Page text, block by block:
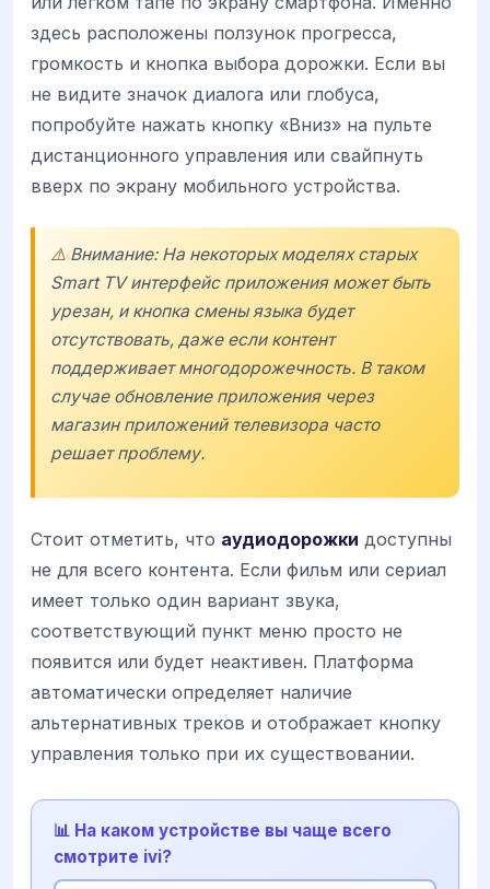
здесь расположены ползунок прогресса,
громкость и кнопка выбора дорожки. Если вы
не видите значок диалога или глобуса,
попробуйте нажать кнопку «Вниз» на пульте
дистанционного управления или свайпнуть
вверх по экрану мобильного устройства.
⚠️ Внимание: На некоторых моделях старых
Smart TV интерфейс приложения может быть
урезан, и кнопка смены языка будет
отсутствовать, даже если контент
поддерживает многодорожечность. В таком
случае обновление приложения через
магазин приложений телевизора часто
решает проблему.
Стоит отметить, что аудиодорожки доступны
не для всего контента. Если фильм или сериал
имеет только один вариант звука,
соответствующий пункт меню просто не
появится или будет неактивен. Платформа
автоматически определяет наличие
альтернативных треков и отображает кнопку
управления только при их существовании.
📊 На каком устройстве вы чаще всего
смотрите ivi?